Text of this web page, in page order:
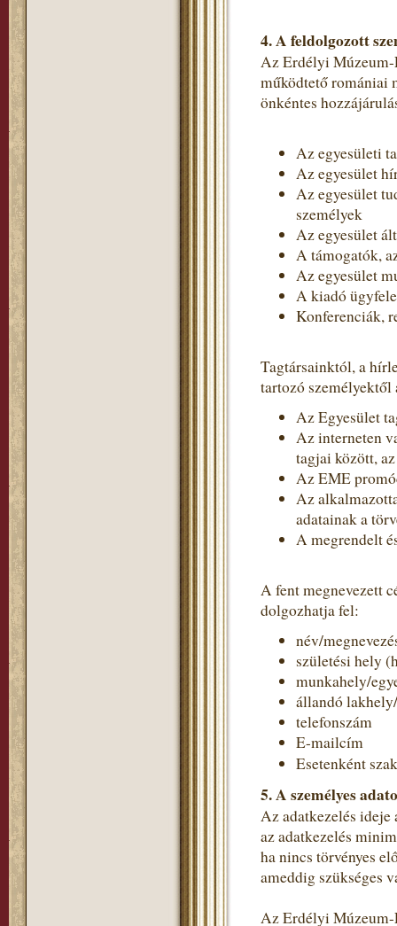
4.A feldolgozott
Az Erdélyi Múzeum-
működtető romániai
önkéntes
Az egyesületi
Az egyesület
Az egyesület
személyek
Az egyesület
A támogatók,
Az egyesület
A kiadó
Konferenciák,
Tagtársainktól, a
tartozó
Az Egyesület
Az interneten
tagjai között,
Az EME
Az
adatainak a
A megrendelt
A fent megnevezett
dolgozhatja fel:
név/
születési hely
munkahely/
állandó
telefonszám
E-mailcím
Esetenként
5. A személyes
Az adatkezelés ideje
az adatkezelés
ha nincs törvényes
ameddig szükséges
Az Erdélyi Múzeum-